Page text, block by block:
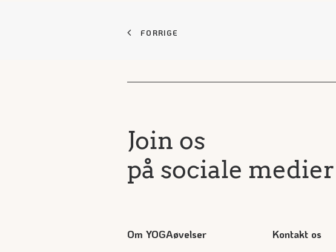
FORRIGE
Join os
på sociale medier
Om YOGAøvelser Kontakt os